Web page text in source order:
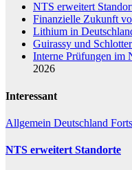
NTS erweitert
Finanzielle Zukunft
Lithium in
Guirassy und
Interne Prüfungen im
2026
Interessant
Allgemein Deutschland
NTS erweitert Standorte